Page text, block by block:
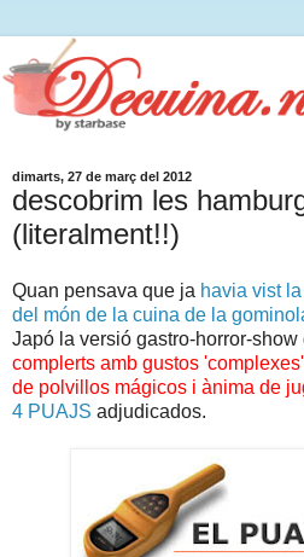
dimarts, 27 de març del 2012
descobrim les
(literalment!!)
Quan pensava que ja havia vist
del món de la cuina de la
Japó la versió gastro-horror-
complerts amb gustos
de polvillos mágicos i ànima de
4 PUAJS adjudicados.